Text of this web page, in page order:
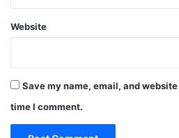
Website
Save my name, email, and
time I comment.